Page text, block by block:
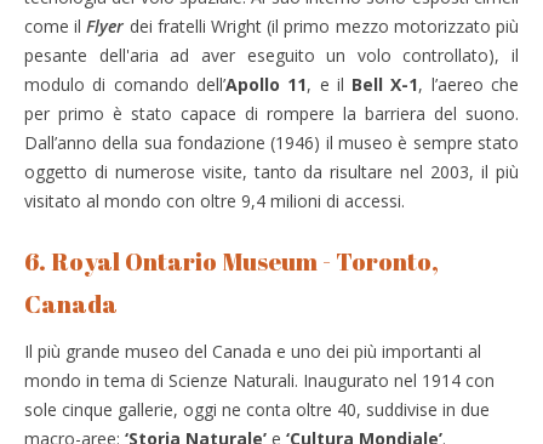
come ilFlyer dei fratelli Wright (il primo mezzo motorizzato più
pesante dell'aria ad aver eseguito un volo controllato), il
modulo di comando dell’Apollo 11, e il Bell X-1, l’aereo che
per primo è stato capace di rompere la barriera del suono.
Dall’anno della sua fondazione (1946) il museo è sempre stato
oggetto di numerose visite, tanto da risultare nel 2003, il più
visitato al mondo con oltre 9,4 milioni di accessi.
6. Royal Ontario Museum - Toronto,
Canada
Il più grande museo del Canada e uno dei più importanti al
mondo in tema di Scienze Naturali. Inaugurato nel 1914 con
sole cinque gallerie, oggi ne conta oltre 40, suddivise in due
macro-aree: ‘Storia Naturale’ e ‘Cultura Mondiale’.